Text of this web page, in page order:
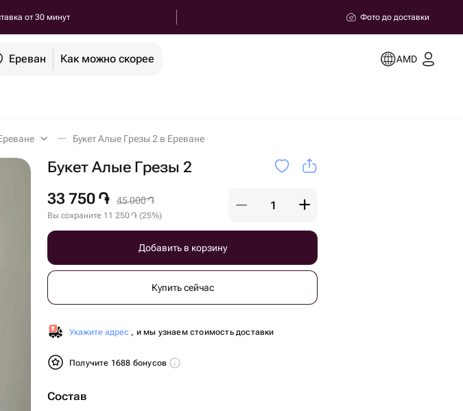
от 30 минут Фото до доставки
Ереван Как можно скорее AMD
Букет Алые Грезы 2 в Ереване
Букет Алые Грезы 2
33 750 ֏ 45 000֏
Вы сохраните 11 250֏ (25%)
Добавить в корзину
Купить сейчас
Укажите адрес , и мы узнаем стоимость доставки
Получите 1688 бонусов
Состав